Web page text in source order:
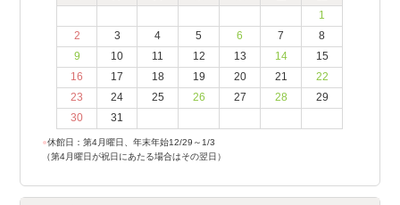
1
2
3 4 5 6 7
8
9
10 11 12 13 14
15
16
17 18 19 20 21
22
23
24 25 26 27 28
29
30
31
●休館日：第4月曜日、年末年始12/29～1/3
（第4月曜日が祝日にあたる場合はその翌日）